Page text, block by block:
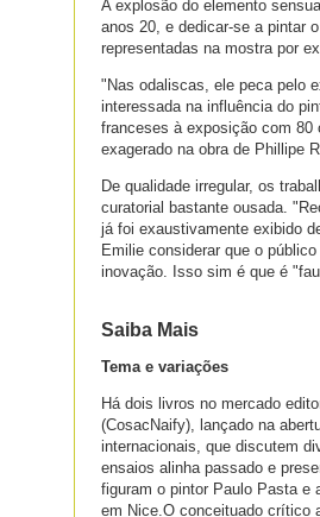
A explosão do elemento
anos 20, e dedicar-se a pintar
representadas na mostra por
"Nas odaliscas, ele peca pelo
interessada na influência do
franceses à exposição com
exagerado na obra de Phillipe
De qualidade irregular, os
curatorial bastante ousada.
já foi exaustivamente exibido
Emilie considerar que o
inovação. Isso sim é que é
Saiba Mais
Tema e variações
Há dois livros no mercado
(CosacNaify), lançado na
internacionais, que discutem
ensaios alinha passado e
figuram o pintor Paulo Pasta e
em Nice.O conceituado crítico